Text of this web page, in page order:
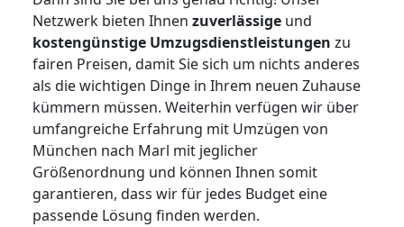
Netzwerk bieten Ihnen zuverlässige und
kostengünstige Umzugsdienstleistungen zu
fairen Preisen, damit Sie sich um nichts anderes
als die wichtigen Dinge in Ihrem neuen Zuhause
kümmern müssen. Weiterhin verfügen wir über
umfangreiche Erfahrung mit Umzügen von
München nach Marl mit jeglicher
Größenordnung und können Ihnen somit
garantieren, dass wir für jedes Budget eine
passende Lösung finden werden.